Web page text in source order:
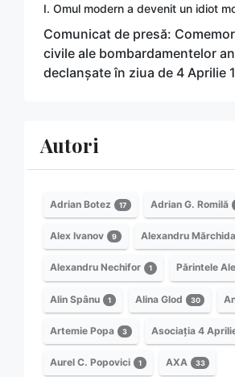
I. Omul modern a devenit un idiot
Comunicat de presă:
civile ale bombardamentelor
declanșate în ziua de 4 Aprilie
Autori
Adrian Botez 17 Adrian G. Romilă
Alex Ivanov 9 Alexandru
Alexandru Nechifor 1 Părintele
Alin Spânu 1 Alina Glod 30
Artemie Popa 3 Asociația 4
Aurel C. Popovici 1 AXA 33